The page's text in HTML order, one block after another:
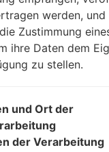
Juli, 2011
17
/
103 x 53
2.09 Zoll)
124
600 MHz
Single-
werden, und
Zustimmung
ihre Daten dem
zu stellen.
und Ort der
der Verarbeitung